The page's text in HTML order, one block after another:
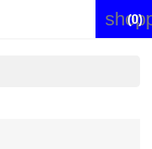
(0)